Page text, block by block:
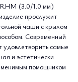
(3.0/1.0 мм)
прослужит
чаши с крылом
Современный
удовлетворить самые
и эстетически
помощником